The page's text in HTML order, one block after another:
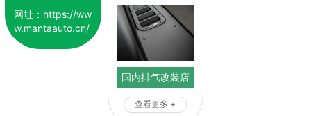
网址： https://ww
w.mantaauto.cn/
国内排气改装店
查看更多 +